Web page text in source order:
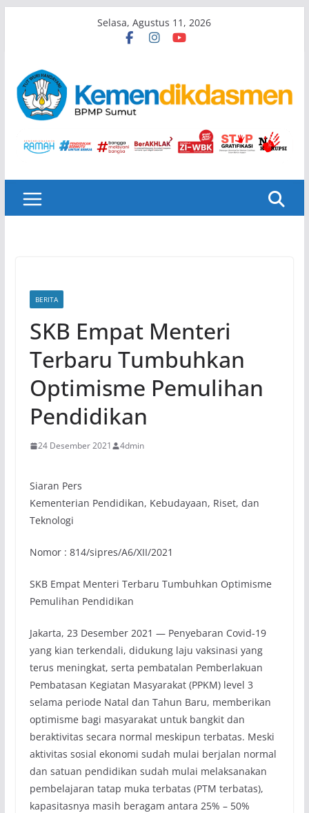
Selasa, Agustus 11, 2026
BERITA
SKB Empat Menteri
Terbaru Tumbuhkan
Optimisme Pemulihan
Pendidikan
24 Desember 2021 4dmin
Siaran Pers
Kementerian Pendidikan, Kebudayaan, Riset, dan
Teknologi
Nomor : 814/sipres/A6/XII/2021
SKB Empat Menteri Terbaru Tumbuhkan Optimisme
Pemulihan Pendidikan
Jakarta, 23 Desember 2021 — Penyebaran Covid-19
yang kian terkendali, didukung laju vaksinasi yang
terus meningkat, serta pembatalan Pemberlakuan
Pembatasan Kegiatan Masyarakat (PPKM) level 3
selama periode Natal dan Tahun Baru, memberikan
optimisme bagi masyarakat untuk bangkit dan
beraktivitas secara normal meskipun terbatas. Meski
aktivitas sosial ekonomi sudah mulai berjalan normal
dan satuan pendidikan sudah mulai melaksanakan
pembelajaran tatap muka terbatas (PTM terbatas),
kapasitasnya masih beragam antara 25% – 50%